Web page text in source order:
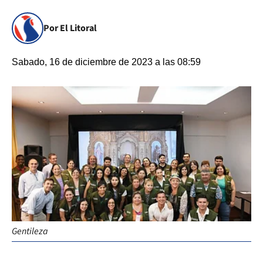
Por El Litoral
Sabado, 16 de diciembre de 2023 a las 08:59
Gentileza